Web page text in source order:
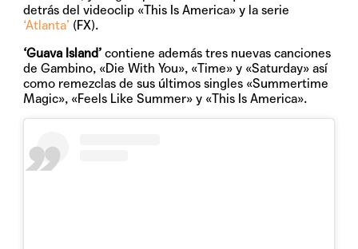
detrás del videoclip «This Is America» y la serie
‘Atlanta’ (FX).
‘Guava Island’ contiene además tres nuevas canciones
de Gambino, «Die With You», «Time» y «Saturday» así
como remezclas de sus últimos singles «Summertime
Magic», «Feels Like Summer» y «This Is America».